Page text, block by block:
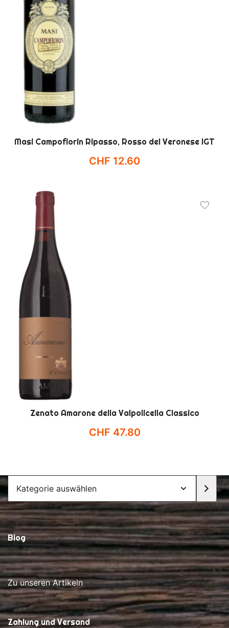
Masi Campofiorin Ripasso, Rosso del Veronese IGT
CHF 12.60
Zenato Amarone della Valpolicella Classico
CHF 47.80
Kategorie
auswählen
Blog
Zu unseren Artikeln
Zahlung und Versand